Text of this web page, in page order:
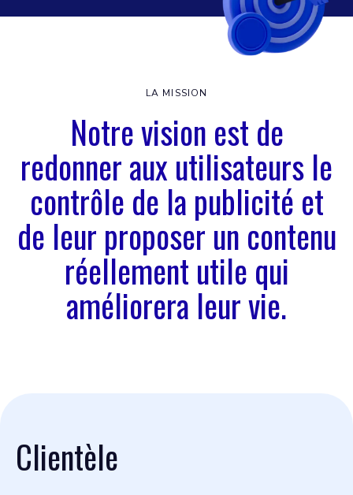
LA MISSION
Notre vision est de
redonner aux utilisateurs le
contrôle de la publicité et
de leur proposer un contenu
réellement utile qui
améliorera leur vie.
Clientèle